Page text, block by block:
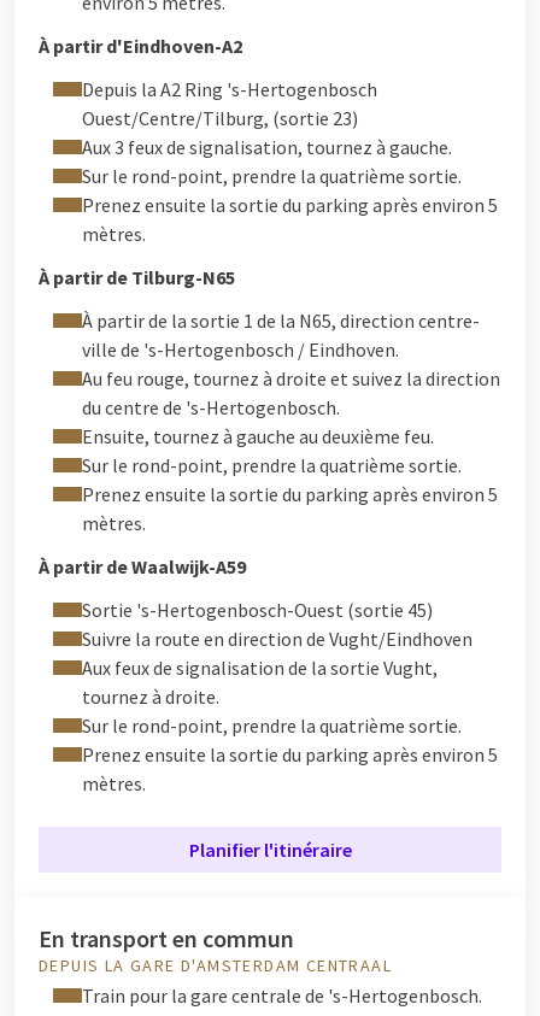
À partir d'Eindhoven-A2
Depuis la A2 Ring 's-Hertogenbosch
Ouest/Centre/Tilburg, (sortie 23)
Aux 3 feux de signalisation, tournez à gauche.
Sur le rond-point, prendre la quatrième sortie.
Prenez ensuite la sortie du parking après environ 5
mètres.
À partir de Tilburg-N65
À partir de la sortie 1 de la N65, direction centre-
ville de 's-Hertogenbosch / Eindhoven.
Au feu rouge, tournez à droite et suivez la direction
du centre de 's-Hertogenbosch.
Ensuite, tournez à gauche au deuxième feu.
Sur le rond-point, prendre la quatrième sortie.
Prenez ensuite la sortie du parking après environ 5
mètres.
À partir de Waalwijk-A59
Sortie 's-Hertogenbosch-Ouest (sortie 45)
Suivre la route en direction de Vught/Eindhoven
Aux feux de signalisation de la sortie Vught,
tournez à droite.
Sur le rond-point, prendre la quatrième sortie.
Prenez ensuite la sortie du parking après environ 5
mètres.
Planifier l'itinéraire
En transport en commun
DEPUIS LA GARE D'AMSTERDAM CENTRAAL
Train pour la gare centrale de 's-Hertogenbosch.